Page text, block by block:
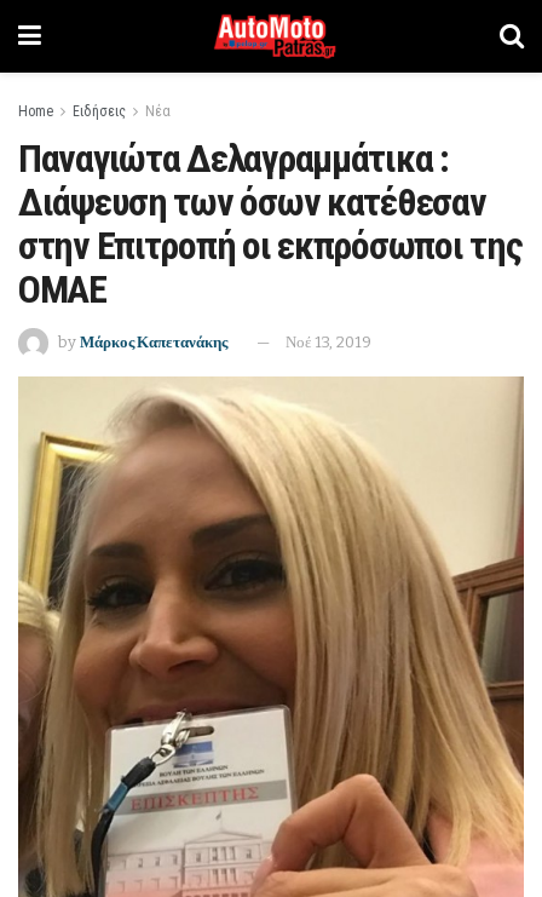
Home Ειδήσεις Νέα
Παναγιώτα Δελαγραμμάτικα :
Διάψευση των όσων κατέθεσαν
στην Επιτροπή οι εκπρόσωποι της
ΟΜΑΕ
by Μάρκος Καπετανάκης Νοέ 13, 2019